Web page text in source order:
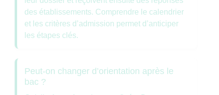
des établissements. Comprendre le calendrier
et les critères d’admission permet d’anticiper
les étapes clés.
Peut-on changer d’orientation après le
bac ?